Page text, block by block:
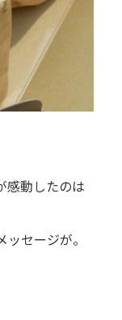
感動したのは
セージが。